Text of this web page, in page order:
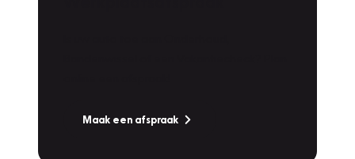
Maak een afspraak